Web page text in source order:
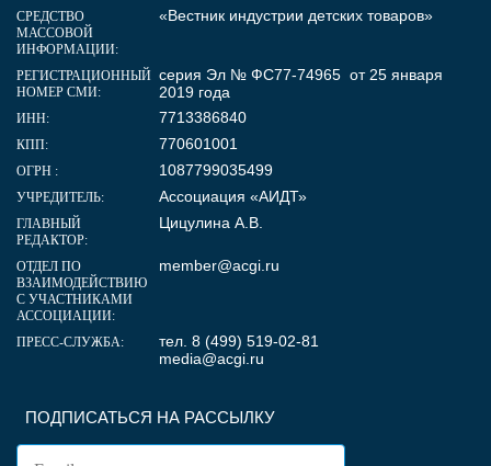
ПОДПИСАТЬСЯ НА РАССЫЛКУ
СРЕДСТВО
МАССОВОЙ
ИНФОРМАЦИИ:
«Вестник индустрии детских товаров»
РЕГИСТРАЦИОННЫЙ
НОМЕР СМИ:
серия Эл № ФС77-74965 от 25 января
2019 года
ИНН: 7713386840
КПП: 770601001
ОГРН : 1087799035499
УЧРЕДИТЕЛЬ: Ассоциация «АИДТ»
ГЛАВНЫЙ
РЕДАКТОР:
Цицулина А.В.
ОТДЕЛ ПО
ВЗАИМОДЕЙСТВИЮ
С УЧАСТНИКАМИ
АССОЦИАЦИИ:
member@acgi.ru
ПРЕСС-СЛУЖБА:
тел. 8 (499) 519-02-81
media@acgi.ru